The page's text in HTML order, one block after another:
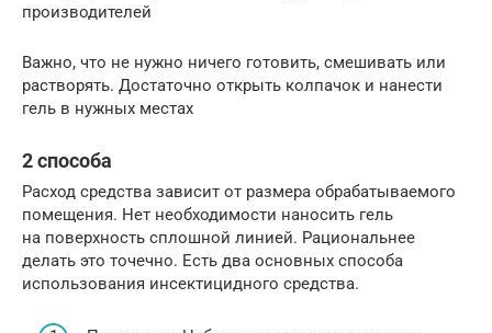
производителей
Важно, что не нужно ничего готовить, смешивать или
растворять. Достаточно открыть колпачок и нанести
гель в нужных местах
2 способа
Расход средства зависит от размера обрабатываемого
помещения. Нет необходимости наносить гель
на поверхность сплошной линией. Рациональнее
делать это точечно. Есть два основных способа
использования инсектицидного средства.